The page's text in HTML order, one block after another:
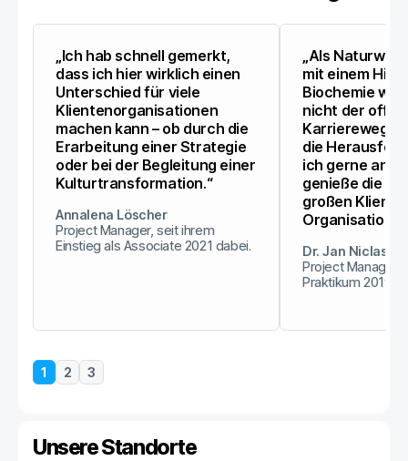
„Ich hab schnell gemerkt,
dass ich hier wirklich einen
Unterschied für viele
Klientenorganisationen
machen kann – ob durch die
Erarbeitung einer Strategie
oder bei der Begleitung einer
Kulturtransformation.“
Annalena Löscher
Project Manager, seit ihrem
Einstieg als Associate 2021 dabei.
„Als
mit einem
Biochemie
nicht der
Karriereweg
die
ich gerne
genieße die
großen
Dr. Jan Niclas
Project Manager,
Praktikum 2019
1 2 3
Unsere Standorte